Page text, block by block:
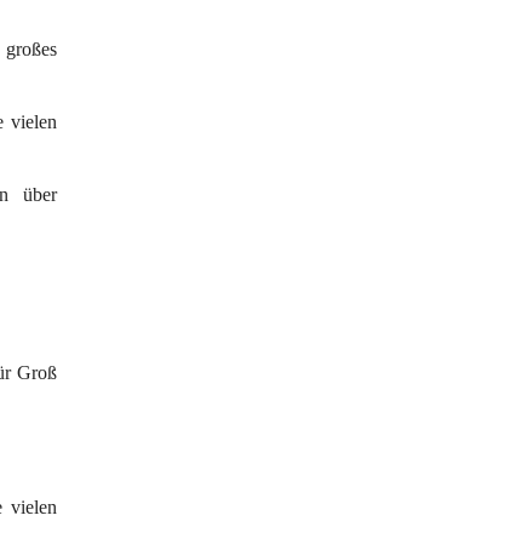
großes
vielen
über
Groß
vielen